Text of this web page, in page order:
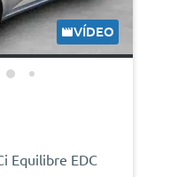
VÍDEO
Equilibre EDC